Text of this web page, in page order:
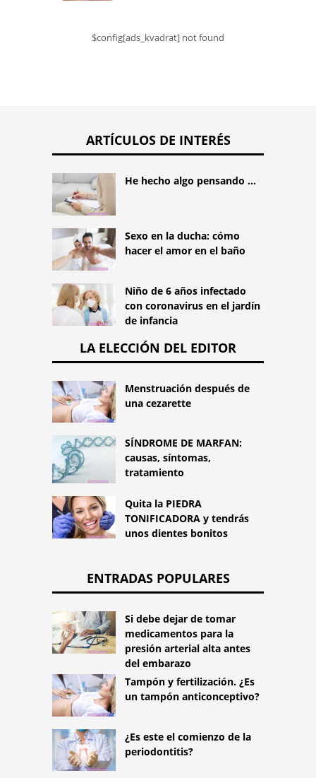
$config[ads_kvadrat] not found
ARTÍCULOS DE INTERÉS
He hecho algo pensando ...
Sexo en la ducha: cómo
hacer el amor en el baño
Niño de 6 años infectado
con coronavirus en el jardín
de infancia
LA ELECCIÓN DEL EDITOR
Menstruación después de
una cezarette
SÍNDROME DE MARFAN:
causas, síntomas,
tratamiento
Quita la PIEDRA
TONIFICADORA y tendrás
unos dientes bonitos
ENTRADAS POPULARES
Si debe dejar de tomar
medicamentos para la
presión arterial alta antes
del embarazo
Tampón y fertilización. ¿Es
un tampón anticonceptivo?
¿Es este el comienzo de la
periodontitis?